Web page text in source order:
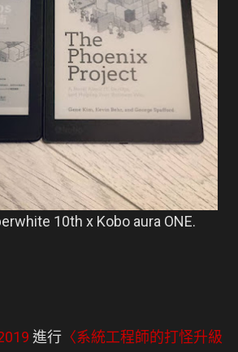
10th x Kobo aura ONE.
進行 〈系統工程師的打怪升級